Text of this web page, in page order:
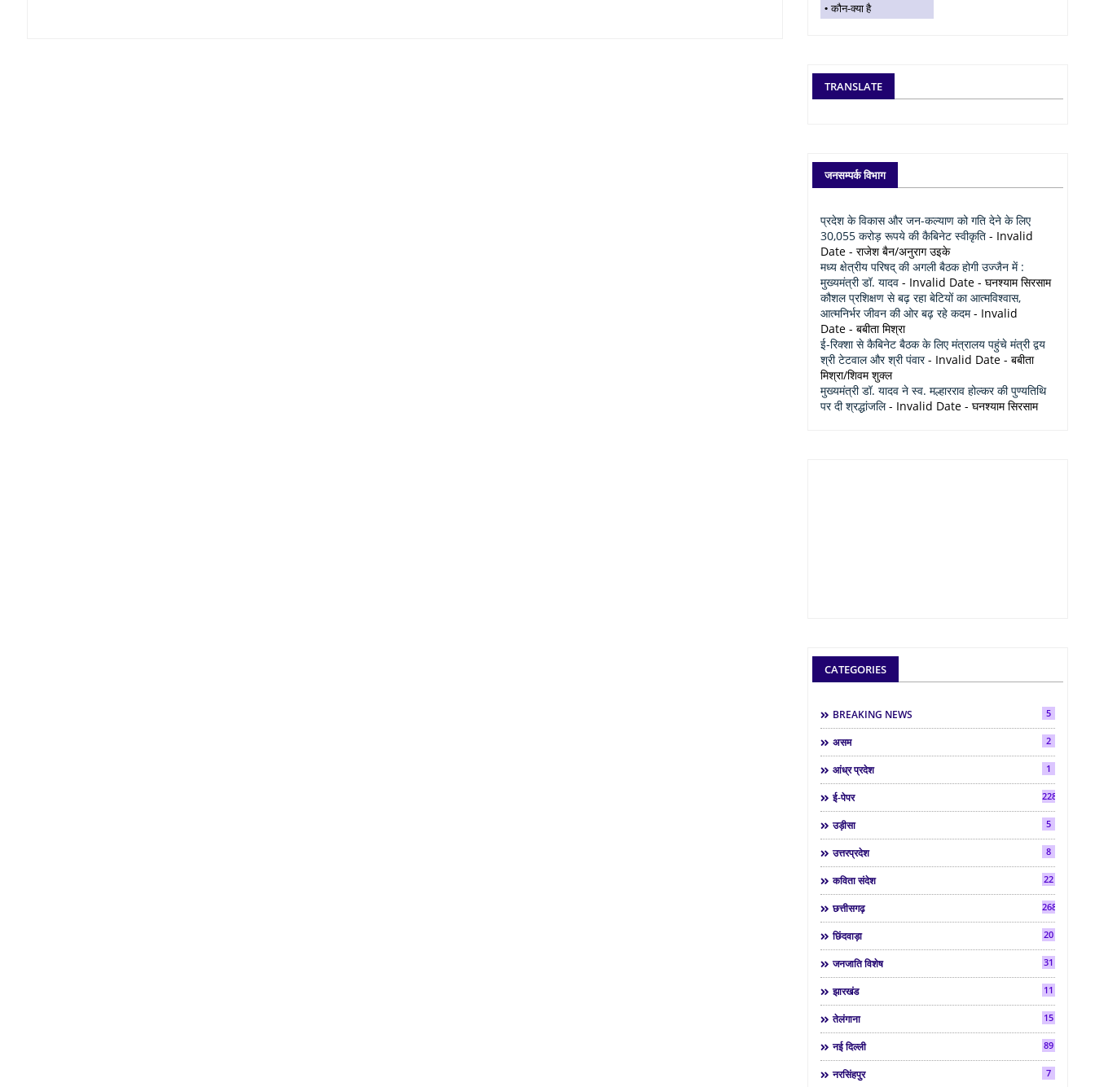
कौन-क्या है
TRANSLATE
जनसम्पर्क विभाग
प्रदेश के विकास और जन-कल्याण को गति देने के लिए
30,055 करोड़ रूपये की कैबिनेट स्वीकृति - Invalid
Date - राजेश बैन/अनुराग उइके
मध्य क्षेत्रीय परिषद् की अगली बैठक होगी उज्जैन में :
मुख्यमंत्री डॉ. यादव - Invalid Date - घनश्याम सिरसाम
कौशल प्रशिक्षण से बढ़ रहा बेटियों का आत्मविश्वास,
आत्मनिर्भर जीवन की ओर बढ़ रहे कदम- Invalid
Date - बबीता मिश्रा
ई-रिक्शा से कैबिनेट बैठक के लिए मंत्रालय पहुंचे मंत्री द्वय
श्री टेटवाल और श्री पंवार- Invalid Date - बबीता
मिश्रा/शिवम शुक्ल
मुख्यमंत्री डॉ. यादव ने स्व. मल्हारराव होल्कर की पुण्यतिथि
पर दी श्रद्धांजलि- Invalid Date - घनश्याम सिरसाम
CATEGORIES
BREAKING NEWS 5
असम 2
आंध्र प्रदेश 1
ई-पेपर 2286
उड़ीसा 5
उत्तरप्रदेश 8
कविता संदेश 22
छत्तीसगढ़ 268
छिंदवाड़ा 20
जनजाति विशेष 31
झारखंड 11
तेलंगाना 15
नई दिल्ली 89
नरसिंहपुर 7